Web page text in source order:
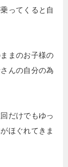
ってくると自
まのお子様の
んの自分の為
だけでもゆっ
ほぐれてきま